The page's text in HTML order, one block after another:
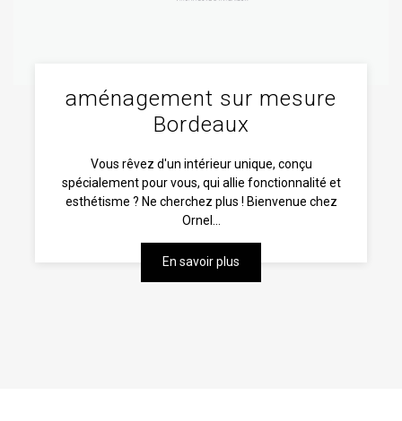
aménagement sur mesure
Bordeaux
Vous rêvez d'un intérieur unique, conçu
spécialement pour vous, qui allie fonctionnalité et
esthétisme ? Ne cherchez plus ! Bienvenue chez
Ornel...
En savoir plus